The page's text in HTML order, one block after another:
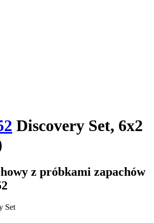
Discovery Set, 6x2
z próbkami zapachów
Set